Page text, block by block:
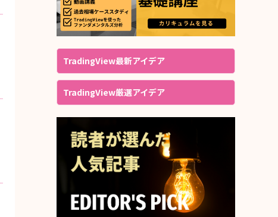
TradingView最新アイデア
TradingView厳選アイデア